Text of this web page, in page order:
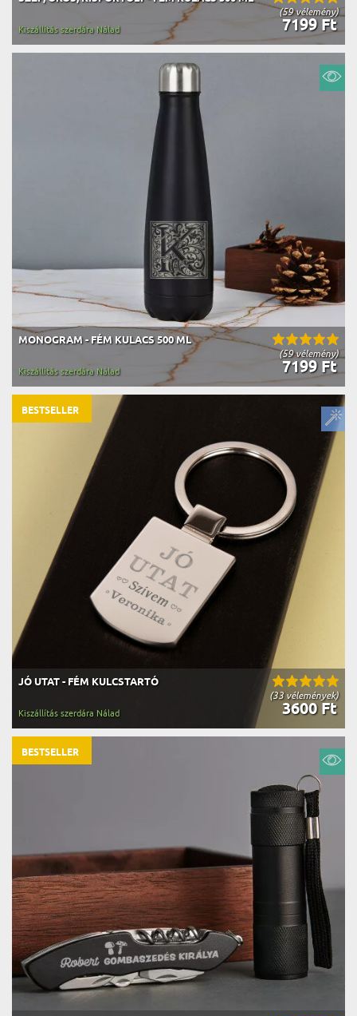
(59 vélemény)
7199 Ft
Kiszállítás szerdára Nálad
(59 vélemény)
MONOGRAM - FÉM KULACS 500 ML
7199 Ft
Kiszállítás szerdára Nálad
(33 vélemények)
JÓ UTAT - FÉM KULCSTARTÓ
3600 Ft
Kiszállítás szerdára Nálad
BESTSELLER
BESTSELLER